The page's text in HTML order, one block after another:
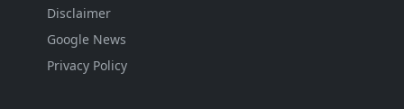
Disclaimer
Google News
Privacy Policy